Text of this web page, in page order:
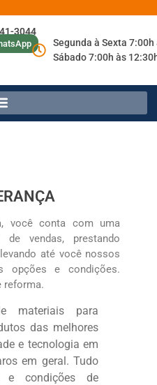
3044
Segunda à Sexta
Sábado 7:00h às
você conta com uma
vendas, prestando
até você nossos
opções e condições.
reforma.
materiais para
das melhores
e tecnologia em
em geral. Tudo
e condições de